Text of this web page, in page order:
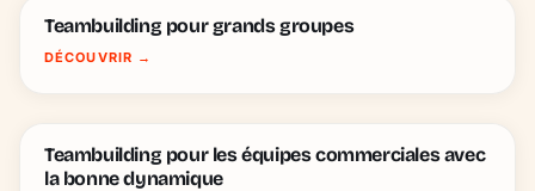
Teambuilding pour grands groupes
DÉCOUVRIR →
Teambuilding pour les équipes commerciales avec
la bonne dynamique